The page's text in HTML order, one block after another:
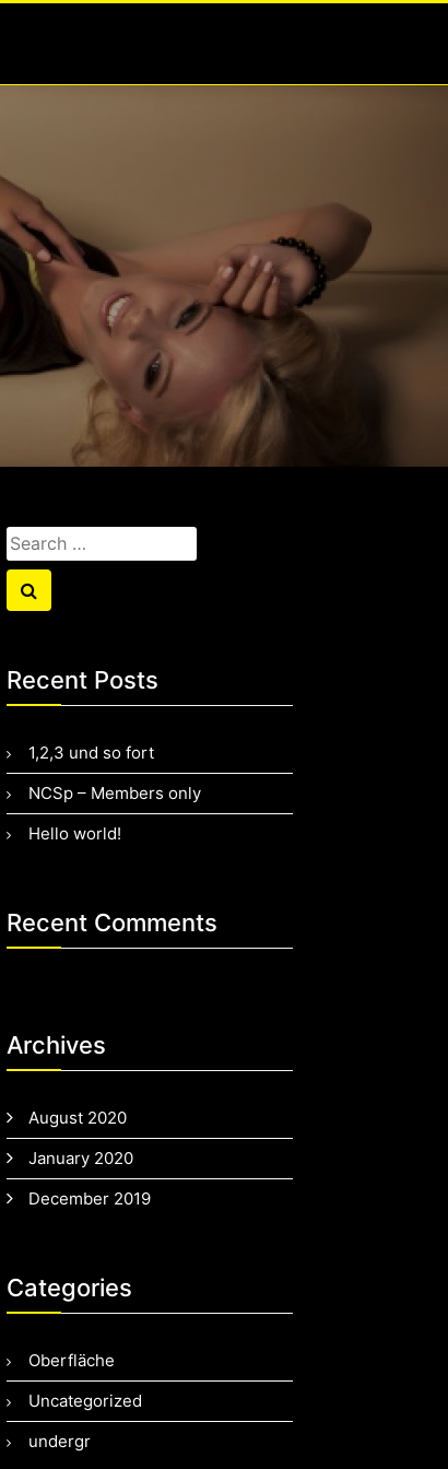
Search
for:
Search
Recent Posts
1,2,3 und so fort
NCSp – Members only
Hello world!
Recent Comments
Archives
August 2020
January 2020
December 2019
Categories
Oberfläche
Uncategorized
undergr